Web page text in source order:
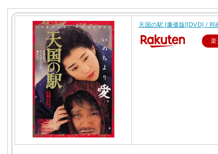
天国の駅 [廉価版][DVD] / 邦